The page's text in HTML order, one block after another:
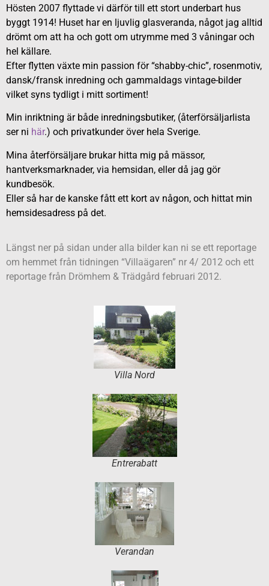
Hösten 2007 flyttade vi därför till ett stort underbart hus
byggt 1914! Huset har en ljuvlig glasveranda, något jag alltid
drömt om att ha och gott om utrymme med 3 våningar och
hel källare.
Efter flytten växte min passion för “shabby-chic”, rosenmotiv,
dansk/fransk inredning och gammaldags vintage-bilder
vilket syns tydligt i mitt sortiment!
Min inriktning är både inredningsbutiker, (återförsäljarlista
ser ni här.) och privatkunder över hela Sverige.
Mina återförsäljare brukar hitta mig på mässor,
hantverksmarknader, via hemsidan, eller då jag gör
kundbesök.
Eller så har de kanske fått ett kort av någon, och hittat min
hemsidesadress på det.
Längst ner på sidan under alla bilder kan ni se ett reportage
om hemmet från tidningen “Villaägaren” nr 4/ 2012 och ett
reportage från Drömhem & Trädgård februari 2012.
Villa Nord
Entrerabatt
Verandan